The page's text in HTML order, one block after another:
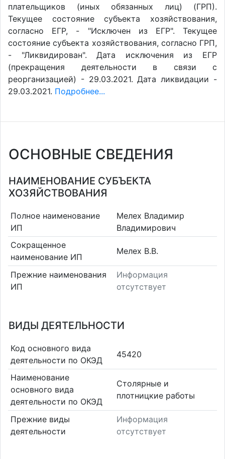
плательщиков (иных обязанных лиц) (ГРП).
Текущее состояние субъекта хозяйствования,
согласно ЕГР, - "Исключен из ЕГР". Текущее
состояние субъекта хозяйствования, согласно ГРП,
- "Ликвидирован". Дата исключения из ЕГР
(прекращения деятельности в связи с
реорганизацией) - 29.03.2021. Дата ликвидации -
29.03.2021. Подробнее...
ОСНОВНЫЕ СВЕДЕНИЯ
НАИМЕНОВАНИЕ СУБЪЕКТА
ХОЗЯЙСТВОВАНИЯ
Полное наименование
ИП
Мелех Владимир
Владимирович
Сокращенное
наименование ИП
Мелех В.В.
Прежние наименования
ИП
Информация
отсутствует
ВИДЫ ДЕЯТЕЛЬНОСТИ
Код основного вида
деятельности по ОКЭД
45420
Наименование
основного вида
деятельности по ОКЭД
Столярные и
плотницкие работы
Прежние виды
деятельности
Информация
отсутствует